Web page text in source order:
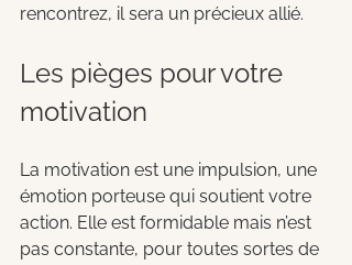
rencontrez, il sera un précieux allié.
Les pièges pour votre
motivation
La motivation est une impulsion, une
émotion porteuse qui soutient votre
action. Elle est formidable mais n’est
pas constante, pour toutes sortes de